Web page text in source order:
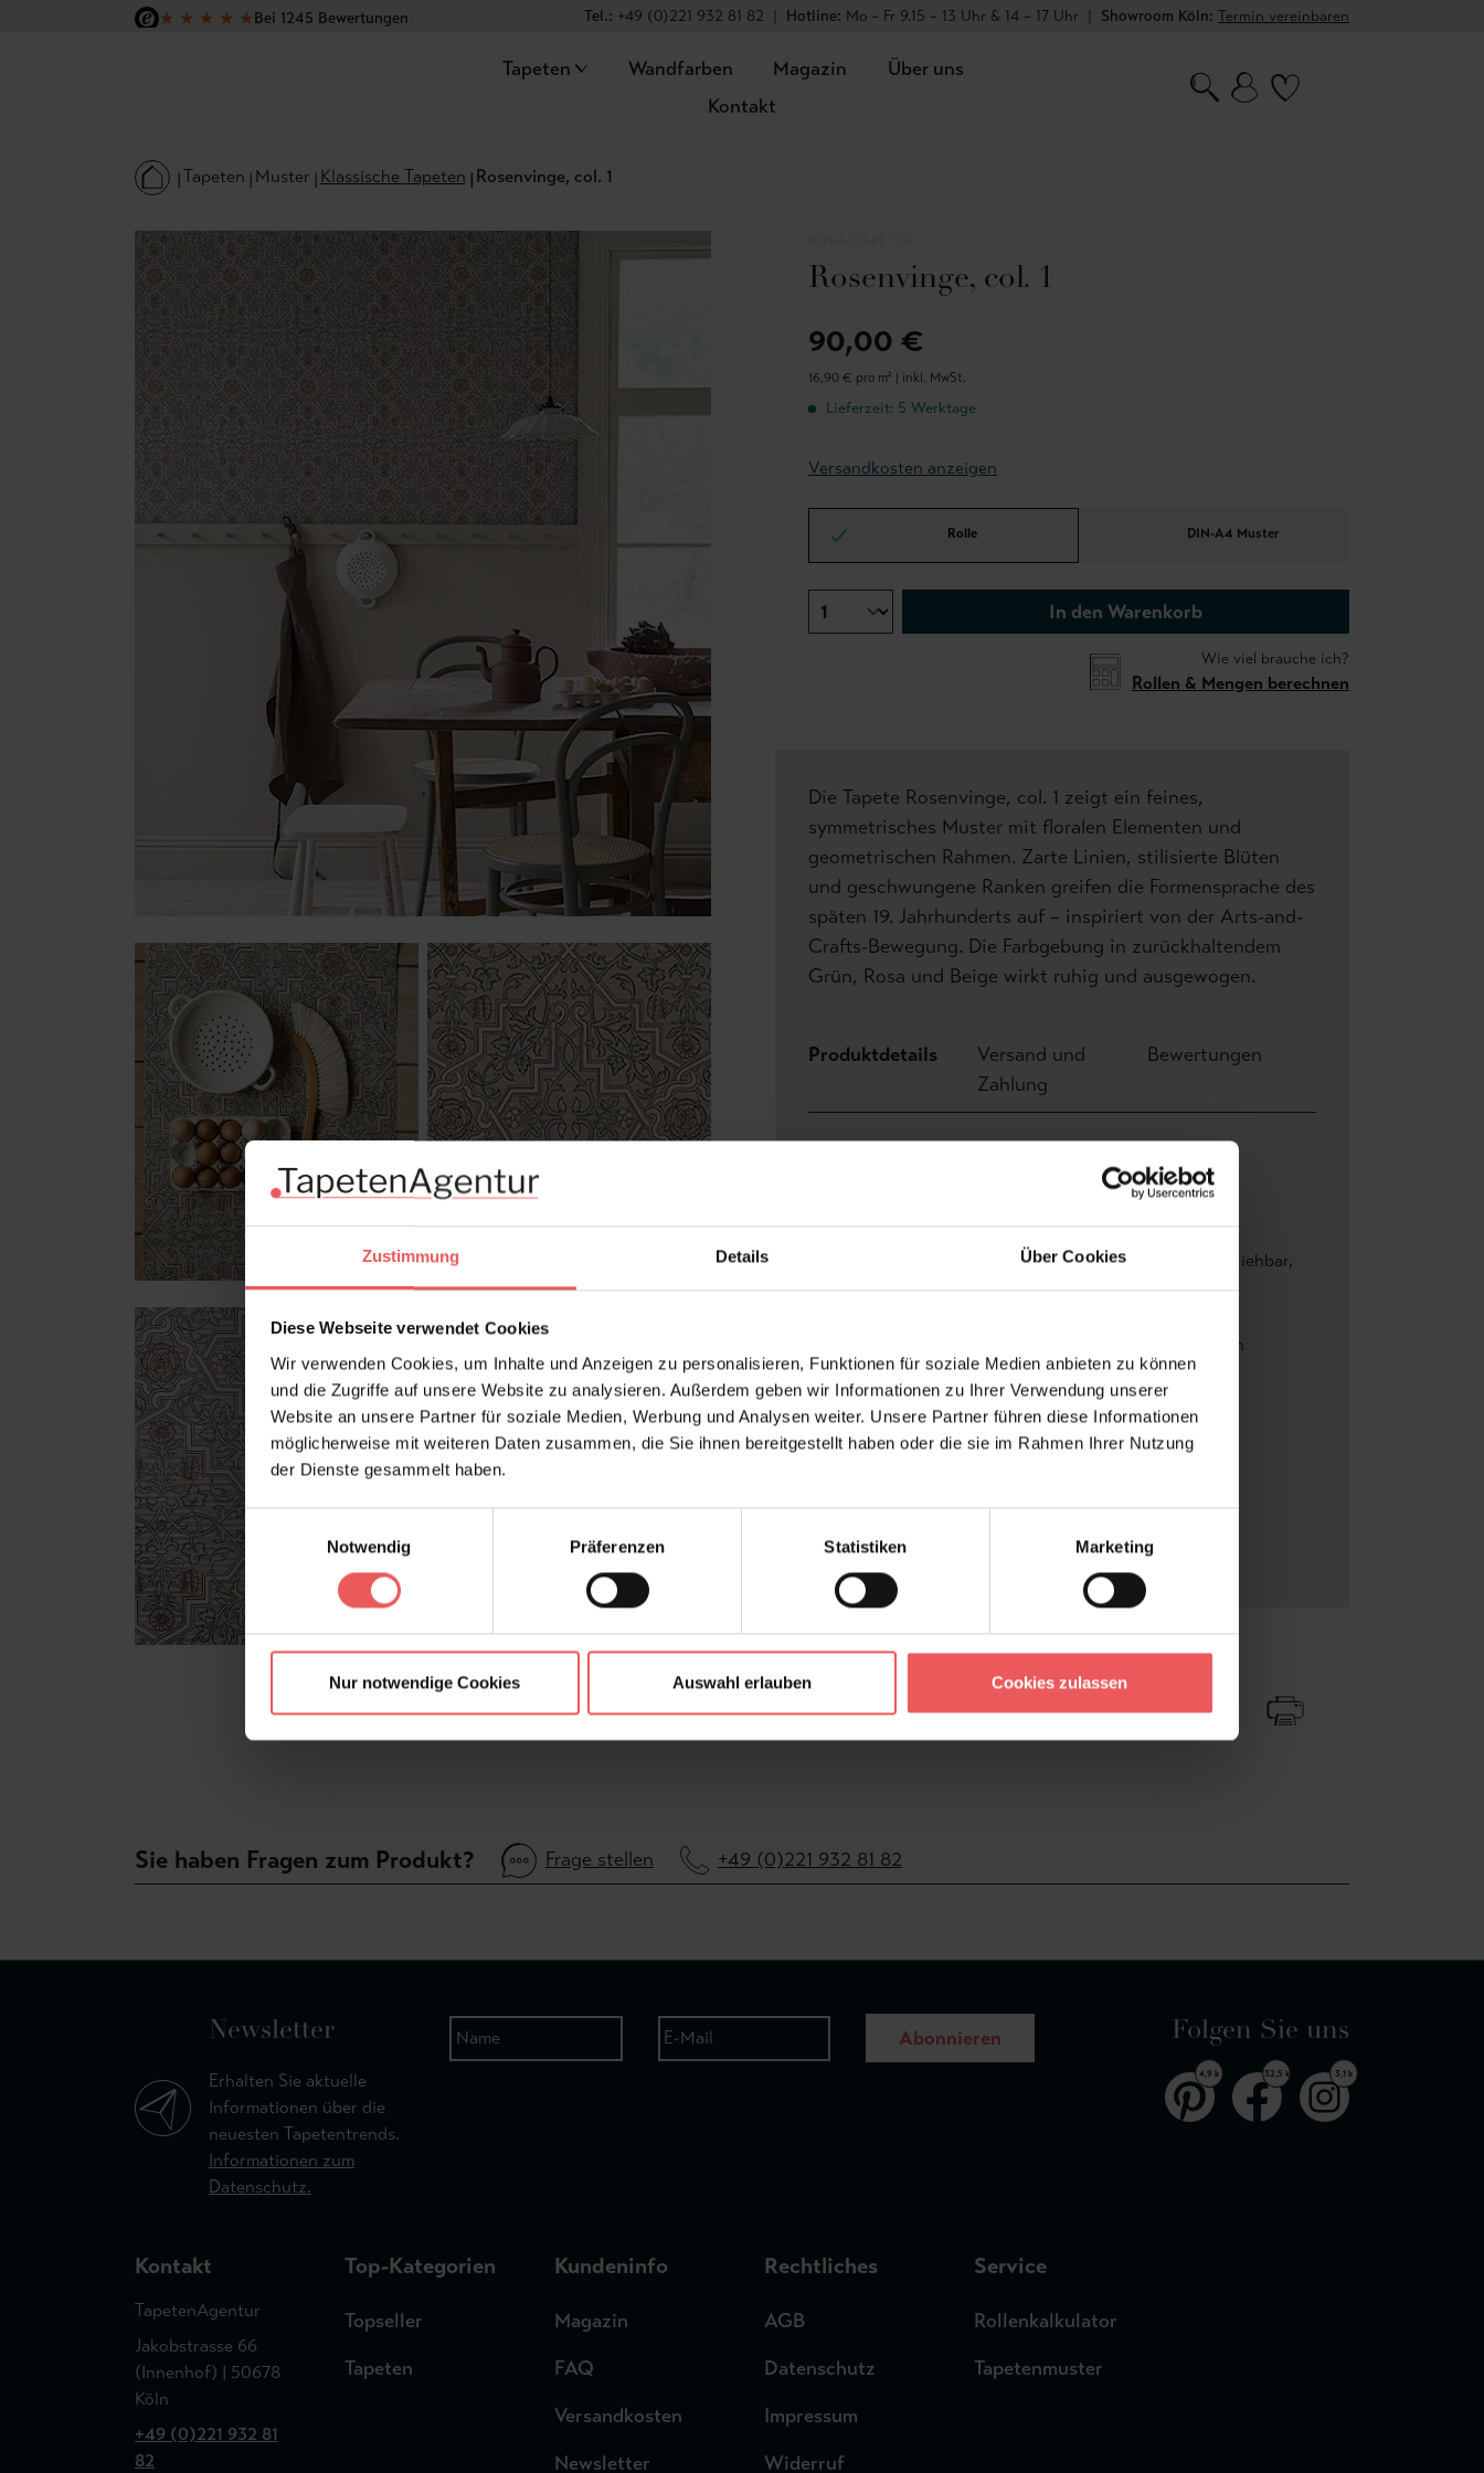
Zustimmung Details Über Cookies
Diese Webseite verwendet Cookies
Wir verwenden Cookies, um Inhalte und Anzeigen zu personalisieren, Funktionen für soziale Medien anbieten zu können
und die Zugriffe auf unsere Website zu analysieren. Außerdem geben wir Informationen zu Ihrer Verwendung unserer
Website an unsere Partner für soziale Medien, Werbung und Analysen weiter. Unsere Partner führen diese Informationen
möglicherweise mit weiteren Daten zusammen, die Sie ihnen bereitgestellt haben oder die sie im Rahmen Ihrer Nutzung
der Dienste gesammelt haben.
Notwendig
Präferenzen Statistiken Marketing
Nur notwendige Cookies Auswahl erlauben Cookies zulassen
Hauptinhalt springen
Zur Suche springen
Zur Hauptnavigation springen
★ ★ ★ ★ ★Bei 1245 Bewertungen
Tel.: +49 (0)221 932 81 82 | Hotline: Mo – Fr 9.15 – 13 Uhr & 14 – 17 Uhr | Showroom Köln: Termin vereinbaren
Tapeten Wandfarben Magazin
Über uns
Kontakt
Tapeten Muster Klassische Tapeten Rosenvinge, col. 1
Rosenvinge, col. 1
90,00 €
16,90 € pro m² | inkl. MwSt.
Lieferzeit: 5 Werktage
Versandkosten anzeigen
Rolle DIN-A4 Muster
In den Warenkorb
Wie viel brauche ich?
Rollen & Mengen berechnen
Die Tapete Rosenvinge, col. 1 zeigt ein feines,
symmetrisches Muster mit floralen Elementen und
geometrischen Rahmen. Zarte Linien, stilisierte Blüten
und geschwungene Ranken greifen die Formensprache des
späten 19. Jahrhunderts auf – inspiriert von der Arts-and-
Crafts-Bewegung. Die Farbgebung in zurückhaltendem
Grün, Rosa und Beige wirkt ruhig und ausgewogen.
Produktdetails
Versand und
Zahlung
Bewertungen
Hersteller:
Borastapeter
Bemerkenswert:
Gerader Ansatz, Restlos trocken abziehbar,
Sehr gute Lichtbeständigkeit, Wand
, Ranken
Farbton:
Anthrazit , Creme
Kleber:
Vlieskleber
Kollektion:
ANNO
Trägermaterial:
Sie haben Fragen zum Produkt? Frage stellen +49 (0)221 932 81 82
Newsletter
Erhalten Sie aktuelle
Informationen über die
neuesten Tapetentrends.
Informationen zum
Datenschutz.
Abonnieren Folgen Sie uns
4,9 k 32,5 k 3,1 k
Kontakt
TapetenAgentur
Jakobstrasse 66
(Innenhof) | 50678
Köln
+49 (0)221 932 81
82
Top-Kategorien
Topseller
Tapeten
Kundeninfo
Magazin
FAQ
Versandkosten
Newsletter
Rechtliches
AGB
Datenschutz
Impressum
Widerruf
Service
Rollenkalkulator
Tapetenmuster